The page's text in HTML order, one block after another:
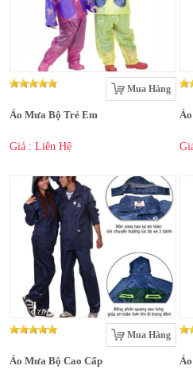
Mua Hàng
Áo Mưa Bộ Trẻ Em
Giá : Liên Hệ
Mua Hàng
Áo Mưa Bộ Cao Cấp